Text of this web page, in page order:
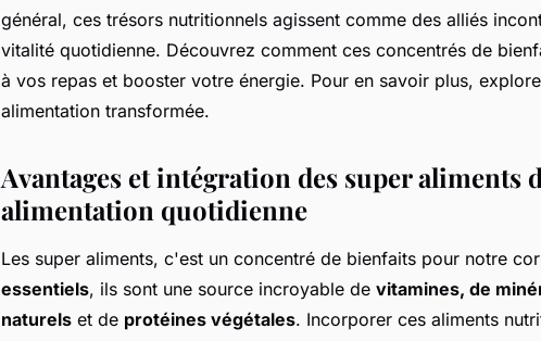
général, ces trésors nutritionnels agissent comme des alliés
vitalité quotidienne. Découvrez comment ces concentrés de
à vos repas et booster votre énergie. Pour en savoir plus,
alimentation transformée.
Avantages et intégration des super aliments
alimentation quotidienne
Les super aliments, c'est un concentré de bienfaits pour notre
essentiels, ils sont une source incroyable de vitamines, de
naturels et de protéines végétales. Incorporer ces aliments